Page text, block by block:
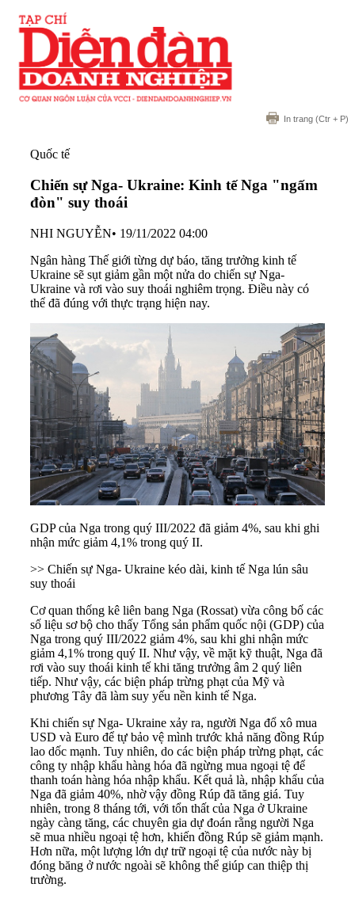
In trang (Ctr + P)
Quốc tế
Chiến sự Nga- Ukraine: Kinh tế Nga "ngấm
đòn" suy thoái
NHI NGUYỄN• 19/11/2022 04:00
Ngân hàng Thế giới từng dự báo, tăng trưởng kinh tế
Ukraine sẽ sụt giảm gần một nửa do chiến sự Nga-
Ukraine và rơi vào suy thoái nghiêm trọng. Điều này có
thể đã đúng với thực trạng hiện nay.
GDP của Nga trong quý III/2022 đã giảm 4%, sau khi ghi
nhận mức giảm 4,1% trong quý II.
>> Chiến sự Nga- Ukraine kéo dài, kinh tế Nga lún sâu
suy thoái
Cơ quan thống kê liên bang Nga (Rossat) vừa công bố các
số liệu sơ bộ cho thấy Tổng sản phẩm quốc nội (GDP) của
Nga trong quý III/2022 giảm 4%, sau khi ghi nhận mức
giảm 4,1% trong quý II. Như vậy, về mặt kỹ thuật, Nga đã
rơi vào suy thoái kinh tế khi tăng trưởng âm 2 quý liên
tiếp. Như vậy, các biện pháp trừng phạt của Mỹ và
phương Tây đã làm suy yếu nền kinh tế Nga.
Khi chiến sự Nga- Ukraine xảy ra, người Nga đổ xô mua
USD và Euro để tự bảo vệ mình trước khả năng đồng Rúp
lao dốc mạnh. Tuy nhiên, do các biện pháp trừng phạt, các
công ty nhập khẩu hàng hóa đã ngừng mua ngoại tệ để
thanh toán hàng hóa nhập khẩu. Kết quả là, nhập khẩu của
Nga đã giảm 40%, nhờ vậy đồng Rúp đã tăng giá. Tuy
nhiên, trong 8 tháng tới, với tổn thất của Nga ở Ukraine
ngày càng tăng, các chuyên gia dự đoán rằng người Nga
sẽ mua nhiều ngoại tệ hơn, khiến đồng Rúp sẽ giảm mạnh.
Hơn nữa, một lượng lớn dự trữ ngoại tệ của nước này bị
đóng băng ở nước ngoài sẽ không thể giúp can thiệp thị
trường.